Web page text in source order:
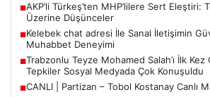
■AKP’li Türkeş’ten MHP’lilere Sert Eleştiri:
Üzerine Düşünceler
■Kelebek chat adresi İle Sanal İletişimin
Muhabbet Deneyimi
■Trabzonlu Teyze Mohamed Salah’ı İlk
Tepkiler Sosyal Medyada Çok Konuşuldu
■CANLI | Partizan – Tobol Kostanay Canlı